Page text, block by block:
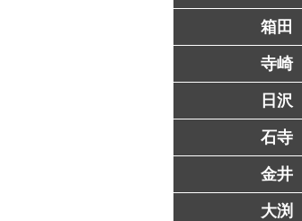
箱田
寺崎
日沢
石寺
金井
大渕